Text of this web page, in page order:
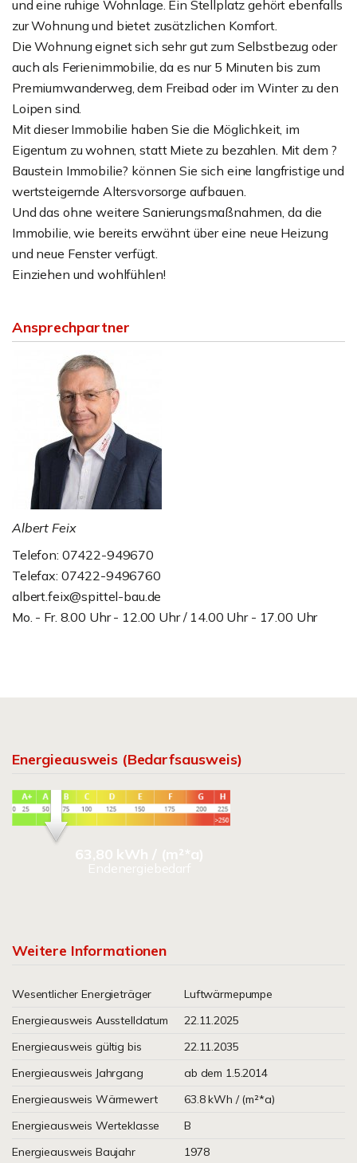
und eine ruhige Wohnlage. Ein Stellplatz gehört ebenfalls
zur Wohnung und bietet zusätzlichen Komfort.
Die Wohnung eignet sich sehr gut zum Selbstbezug oder
auch als Ferienimmobilie, da es nur 5 Minuten bis zum
Premiumwanderweg, dem Freibad oder im Winter zu den
Loipen sind.
Mit dieser Immobilie haben Sie die Möglichkeit, im
Eigentum zu wohnen, statt Miete zu bezahlen. Mit dem ?
Baustein Immobilie? können Sie sich eine langfristige und
wertsteigernde Altersvorsorge aufbauen.
Und das ohne weitere Sanierungsmaßnahmen, da die
Immobilie, wie bereits erwähnt über eine neue Heizung
und neue Fenster verfügt.
Einziehen und wohlfühlen!
Ansprechpartner
Albert Feix
Telefon: 07422-949670
Telefax: 07422-9496760
albert.feix@spittel-bau.de
Mo. - Fr. 8.00 Uhr - 12.00 Uhr / 14.00 Uhr - 17.00 Uhr
Energieausweis (Bedarfsausweis)
63,80 kWh / (m²*a)
Endenergiebedarf
Weitere Informationen
Wesentlicher Energieträger
Luftwärmepumpe
Energieausweis Ausstelldatum
22.11.2025
Energieausweis gültig bis
22.11.2035
Energieausweis Jahrgang
ab dem 1.5.2014
Energieausweis Wärmewert
63.8 kWh / (m²*a)
Energieausweis Werteklasse
B
Energieausweis Baujahr
1978